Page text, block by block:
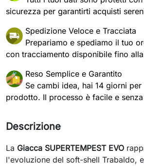
sicurezza per garantirti acquisti
Spedizione Veloce e Tracciata
Prepariamo e spediamo il tuo
con tracciamento disponibile fino
Reso Semplice e Garantito
Se cambi idea, hai 14 giorni
prodotto. Il processo è facile e
Descrizione
La Giacca SUPERTEMPEST EVO
l'evoluzione del soft-shell Trabaldo,